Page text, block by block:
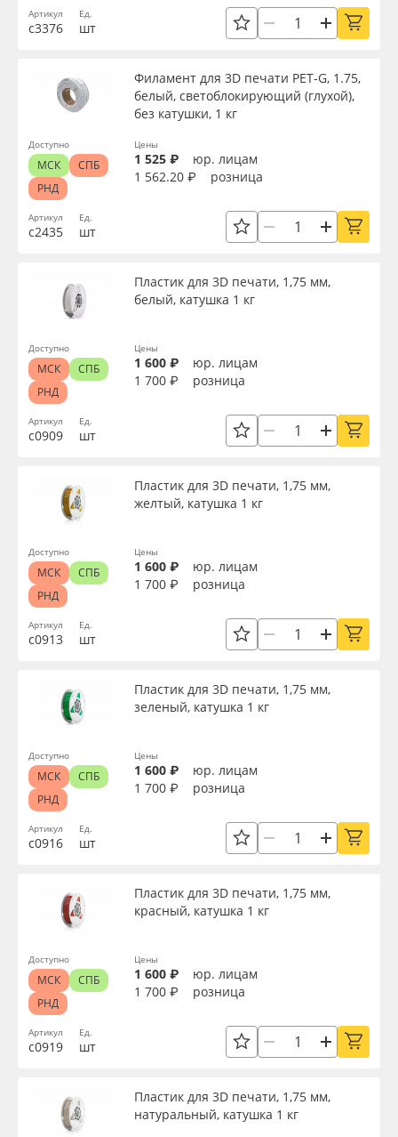
Блог
Поставщикам
8 800 550 7888
Светотехника
Инженерные пластики
Оборудование и инструмент
Новинки ассортимента
Orajet 3640
Плёнка монтажная Oratape
ПЭТ листовой
Вспененный ПВХ
Баннер
Заготовки для сувениров
Страна происхождения
Производитель
Серия
Доступность
Применить
Сбросить фильтр
Артикул
с3376
Ед.
шт
Артикул
с2435
Филамент для 3D печати PET-G, 1.75,
белый, светоблокирующий (глухой),
без катушки, 1 кг
Ед.
шт
Цены
1 525 ₽
юр. лицам
1 562.20 ₽
розница
Доступно
МСК
СПБ
РНД
Артикул
с0909
Пластик для 3D печати, 1,75 мм,
белый, катушка 1 кг
Ед.
шт
Цены
1 600 ₽
юр. лицам
1 700 ₽
розница
Доступно
МСК
СПБ
РНД
Артикул
с0913
Пластик для 3D печати, 1,75 мм,
желтый, катушка 1 кг
Ед.
шт
Цены
1 600 ₽
юр. лицам
1 700 ₽
розница
Доступно
МСК
СПБ
РНД
Артикул
с0916
Пластик для 3D печати, 1,75 мм,
зеленый, катушка 1 кг
Ед.
шт
Цены
1 600 ₽
юр. лицам
1 700 ₽
розница
Доступно
МСК
СПБ
РНД
Артикул
с0919
Пластик для 3D печати, 1,75 мм,
красный, катушка 1 кг
Ед.
шт
Цены
1 600 ₽
юр. лицам
1 700 ₽
розница
Доступно
МСК
СПБ
РНД
Пластик для 3D печати, 1,75 мм,
натуральный, катушка 1 кг